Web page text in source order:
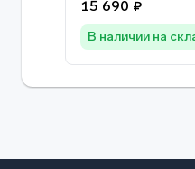
15 690 ₽
В наличии на